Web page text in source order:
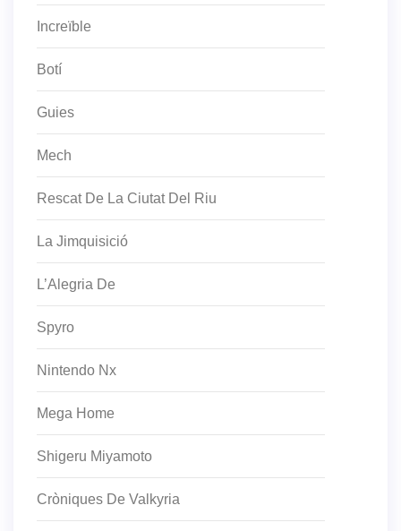
Increïble
Botí
Guies
Mech
Rescat De La Ciutat Del Riu
La Jimquisició
L’Alegria De
Spyro
Nintendo Nx
Mega Home
Shigeru Miyamoto
Cròniques De Valkyria